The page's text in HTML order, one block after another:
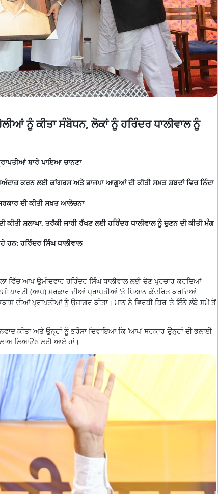
ਨੂੰ ਕੀਤਾ ਸੰਬੋਧਨ, ਲੋਕਾਂ ਨੂੰ ਹਰਿੰਦਰ ਧਾਲੀਵਾਲ ਨੂੰ
ਬਾਰੇ ਪਾਇਆ ਚਾਨਣਾ
ਕਰਨ ਲਈ ਕਾਂਗਰਸ ਅਤੇ ਭਾਜਪਾ ਆਗੂਆਂ ਦੀ ਕੀਤੀ ਸਖ਼ਤ ਸ਼ਬਦਾਂ ਵਿਚ ਨਿੰਦਾ
ਦੀ ਕੀਤੀ ਸਖ਼ਤ ਆਲੋਚਨਾ
ਸ਼ਲਾਘਾ, ਤਰੱਕੀ ਜਾਰੀ ਰੱਖਣ ਲਈ ਹਰਿੰਦਰ ਧਾਲੀਵਾਲ ਨੂੰ ਚੁਣਨ ਦੀ ਕੀਤੀ ਮੰਗ
ਹਨ: ਹਰਿੰਦਰ ਸਿੰਘ ਧਾਲੀਵਾਲ
ਵਿੱਚ ਆਪ ਉਮੀਦਵਾਰ ਹਰਿੰਦਰ ਸਿੰਘ ਧਾਲੀਵਾਲ ਲਈ ਚੋਣ ਪ੍ਰਚਾਰ ਕਰਦਿਆਂ
ਪਾਰਟੀ (ਆਪ) ਸਰਕਾਰ ਦੀਆਂ ਪ੍ਰਾਪਤੀਆਂ ‘ਤੇ ਧਿਆਨ ਕੇਂਦਰਿਤ ਕਰਦਿਆਂ
ਦੀਆਂ ਪ੍ਰਾਪਤੀਆਂ ਨੂੰ ਉਜਾਗਰ ਕੀਤਾ। ਮਾਨ ਨੇ ਵਿਰੋਧੀ ਧਿਰ ‘ਤੇ ਇੰਨੇ ਲੰਬੇ ਸਮੇਂ ਤੋਂ
ਕੀਤਾ ਅਤੇ ਉਨ੍ਹਾਂ ਨੂੰ ਭਰੋਸਾ ਦਿਵਾਇਆ ਕਿ ‘ਆਪ’ ਸਰਕਾਰ ਉਨ੍ਹਾਂ ਦੀ ਭਲਾਈ
ਲਿਆਉਣ ਲਈ ਆਏ ਹਾਂ।